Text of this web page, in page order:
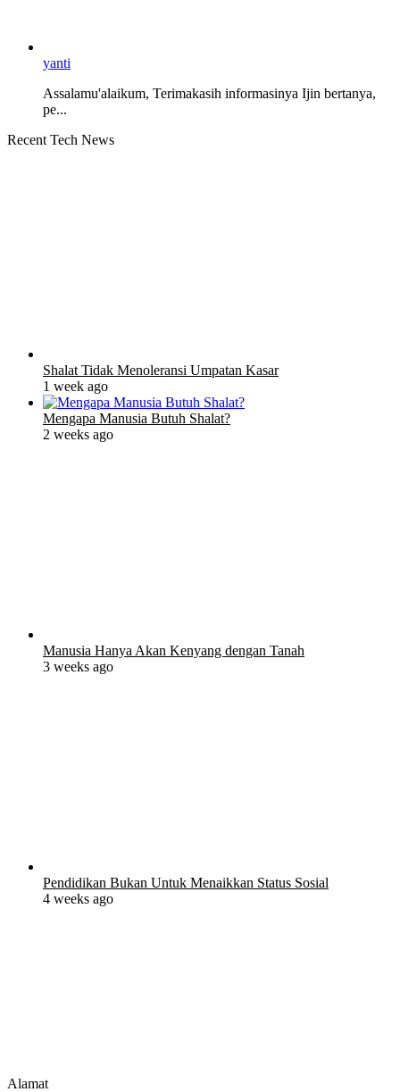
yanti
Assalamu'alaikum, Terimakasih informasinya Ijin bertanya,
pe...
Recent Tech News
Shalat Tidak Menoleransi Umpatan Kasar
1 week ago
Mengapa Manusia Butuh Shalat?
2 weeks ago
Manusia Hanya Akan Kenyang dengan Tanah
3 weeks ago
Pendidikan Bukan Untuk Menaikkan Status Sosial
4 weeks ago
Alamat